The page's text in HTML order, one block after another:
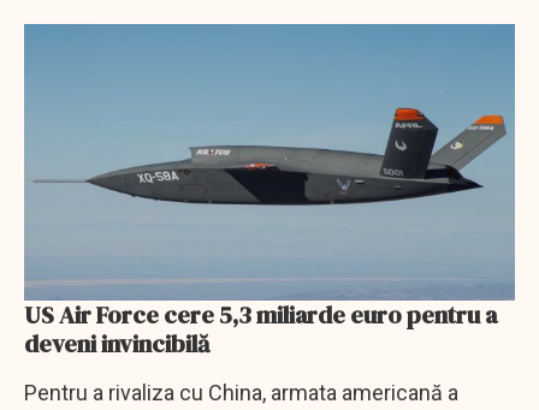
US Air Force cere 5,3 miliarde euro pentru a
deveni invincibilă
Pentru a rivaliza cu China, armata americană a